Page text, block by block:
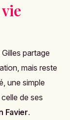
partage
mais reste
une simple
de ses
Favier.